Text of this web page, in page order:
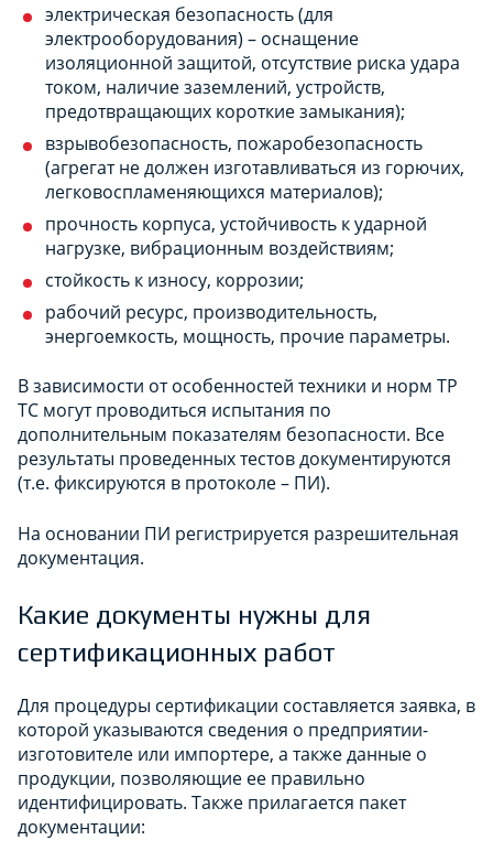
электрическая безопасность (для
электрооборудования) – оснащение
изоляционной защитой, отсутствие риска удара
током, наличие заземлений, устройств,
предотвращающих короткие замыкания);
взрывобезопасность, пожаробезопасность
(агрегат не должен изготавливаться из горючих,
легковоспламеняющихся материалов);
прочность корпуса, устойчивость к ударной
нагрузке, вибрационным воздействиям;
стойкость к износу, коррозии;
рабочий ресурс, производительность,
энергоемкость, мощность, прочие параметры.
В зависимости от особенностей техники и норм ТР
ТС могут проводиться испытания по
дополнительным показателям безопасности. Все
результаты проведенных тестов документируются
(т.е. фиксируются в протоколе – ПИ).
На основании ПИ регистрируется разрешительная
документация.
Какие документы нужны для
сертификационных работ
Для процедуры сертификации составляется заявка, в
которой указываются сведения о предприятии-
изготовителе или импортере, а также данные о
продукции, позволяющие ее правильно
идентифицировать. Также прилагается пакет
документации: